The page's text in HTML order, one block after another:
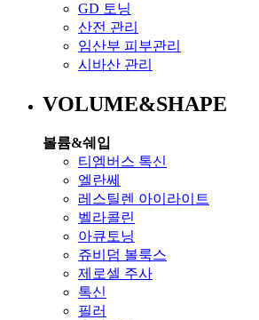
GD 토닝
산전 관리
임산부 피부관리
시바산 관리
VOLUME&SHAPE
볼륨&쉐입
티엠버스 톡신
엘란쎄
레스틸렌 아이라이트
벨라콜린
아큐토닝
쥬비덤 볼룩스
제로셀 주사
톡신
필러